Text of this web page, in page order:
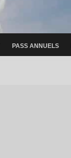
PASS ANNUELS